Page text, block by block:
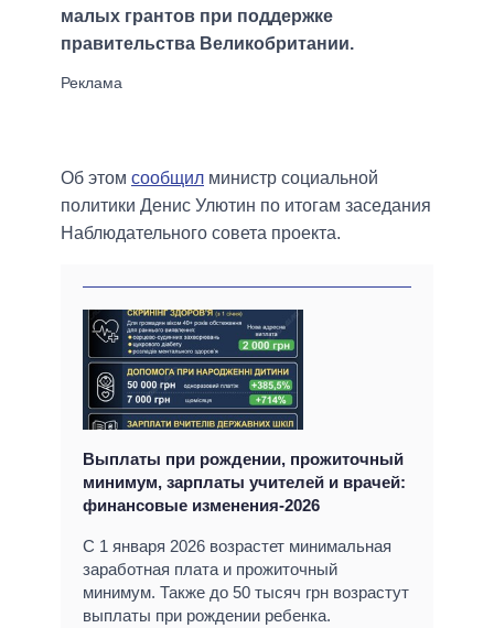
малых грантов при поддержке
правительства Великобритании.
Об этом сообщил министр социальной
политики Денис Улютин по итогам заседания
Наблюдательного совета проекта.
Выплаты при рождении, прожиточный
минимум, зарплаты учителей и врачей:
финансовые изменения-2026
С 1 января 2026 возрастет минимальная
заработная плата и прожиточный
минимум. Также до 50 тысяч грн возрастут
выплаты при рождении ребенка.